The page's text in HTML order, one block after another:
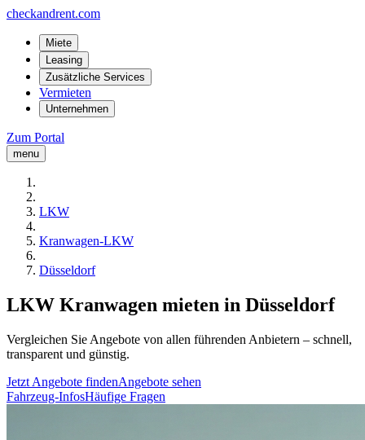
checkandrent.com
Miete
Leasing
Zusätzliche Services
Vermieten
Unternehmen
Zum Portal
menu
LKW
Kranwagen-LKW
Düsseldorf
LKW Kranwagen mieten in Düsseldorf
Vergleichen Sie Angebote von allen führenden Anbietern – schnell,
transparent und günstig.
Jetzt Angebote findenAngebote sehen
Fahrzeug-InfosHäufige Fragen